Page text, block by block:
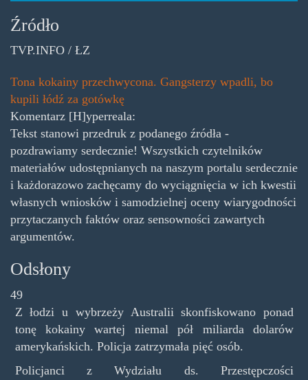
Źródło
TVP.INFO / ŁZ
Tona kokainy przechwycona. Gangsterzy wpadli, bo
kupili łódź za gotówkę
Komentarz [H]yperreala:
Tekst stanowi przedruk z podanego źródła -
pozdrawiamy serdecznie! Wszystkich czytelników
materiałów udostępnianych na naszym portalu serdecznie
i każdorazowo zachęcamy do wyciągnięcia w ich kwestii
własnych wniosków i samodzielnej oceny wiarygodności
przytaczanych faktów oraz sensowności zawartych
argumentów.
Odsłony
49
Z łodzi u wybrzeży Australii skonfiskowano ponad
tonę kokainy wartej niemal pół miliarda dolarów
amerykańskich. Policja zatrzymała pięć osób.
Policjanci z Wydziału ds. Przestępczości